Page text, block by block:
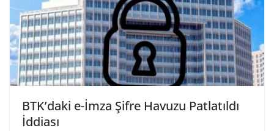
BTK’daki e-İmza Şifre Havuzu Patlatıldı
İddiası